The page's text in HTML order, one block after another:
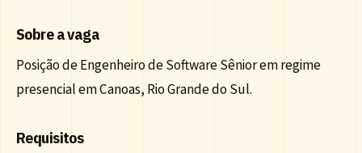
Sobre a vaga
Posição de Engenheiro de Software Sênior em regime
presencial em Canoas, Rio Grande do Sul.
Requisitos